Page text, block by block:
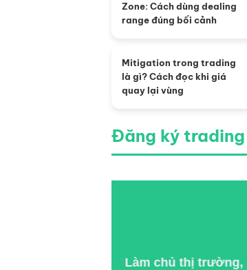
Zone: Cách dùng dealing
range đúng bối cảnh
Mitigation trong trading
là gì? Cách đọc khi giá
quay lại vùng
Đăng ký trading
Làm chủ thị trường,